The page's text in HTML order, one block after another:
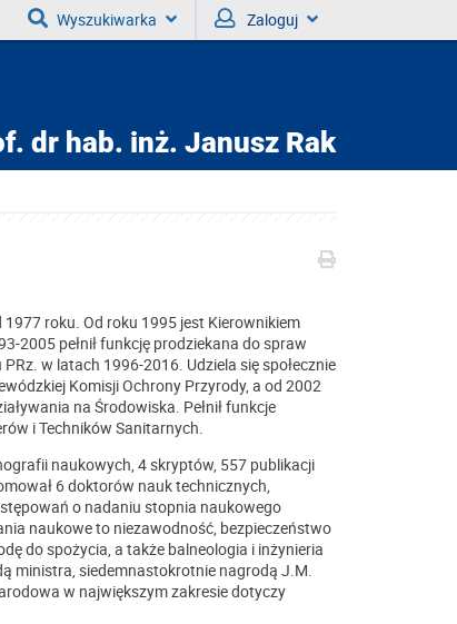
Wyszukiwarka Zaloguj
dr hab. inż. Janusz Rak
roku. Od roku 1995 jest Kierownikiem
2005 pełnił funkcję prodziekana do spraw
w latach 1996-2016. Udziela się społecznie
Komisji Ochrony Przyrody, a od 2002
na Środowiska. Pełnił funkcje
i Techników Sanitarnych.
naukowych, 4 skryptów, 557 publikacji
6 doktorów nauk technicznych,
o nadaniu stopnia naukowego
naukowe to niezawodność, bezpieczeństwo
do spożycia, a także balneologia i inżynieria
ministra, siedemnastokrotnie nagrodą J.M.
w największym zakresie dotyczy